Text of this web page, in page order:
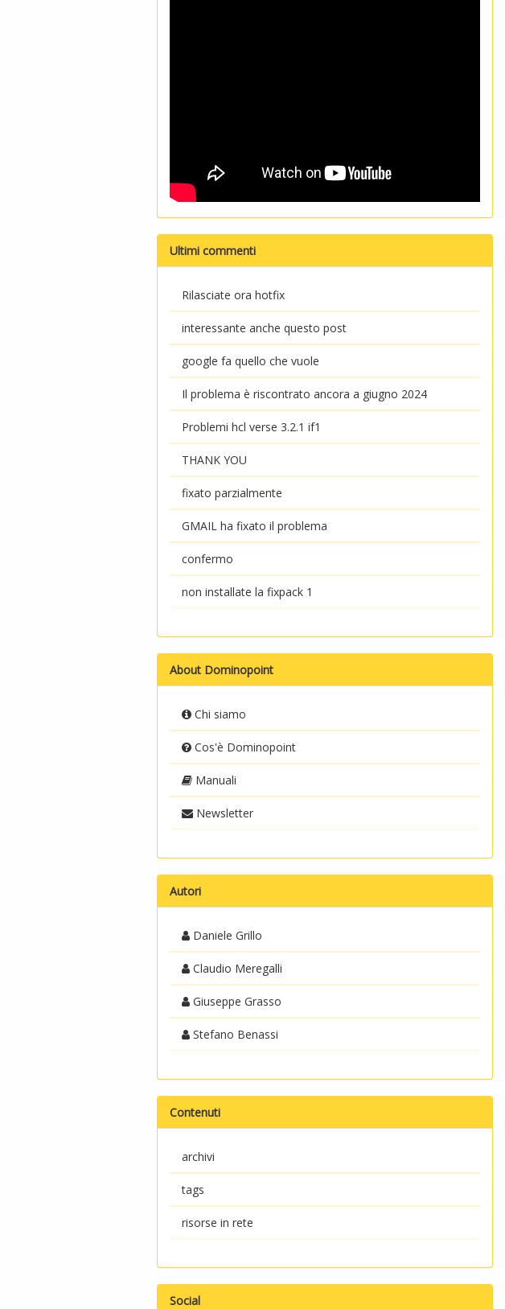
Ultimi commenti
Rilasciate ora hotfix
interessante anche questo post
google fa quello che vuole
Il problema è riscontrato ancora a giugno 2024
Problemi hcl verse 3.2.1 if1
THANK YOU
fixato parzialmente
GMAIL ha fixato il problema
confermo
non installate la fixpack 1
About Dominopoint
Chi siamo
Cos'è Dominopoint
Manuali
Newsletter
Autori
Daniele Grillo
Claudio Meregalli
Giuseppe Grasso
Stefano Benassi
Contenuti
archivi
tags
risorse in rete
Social